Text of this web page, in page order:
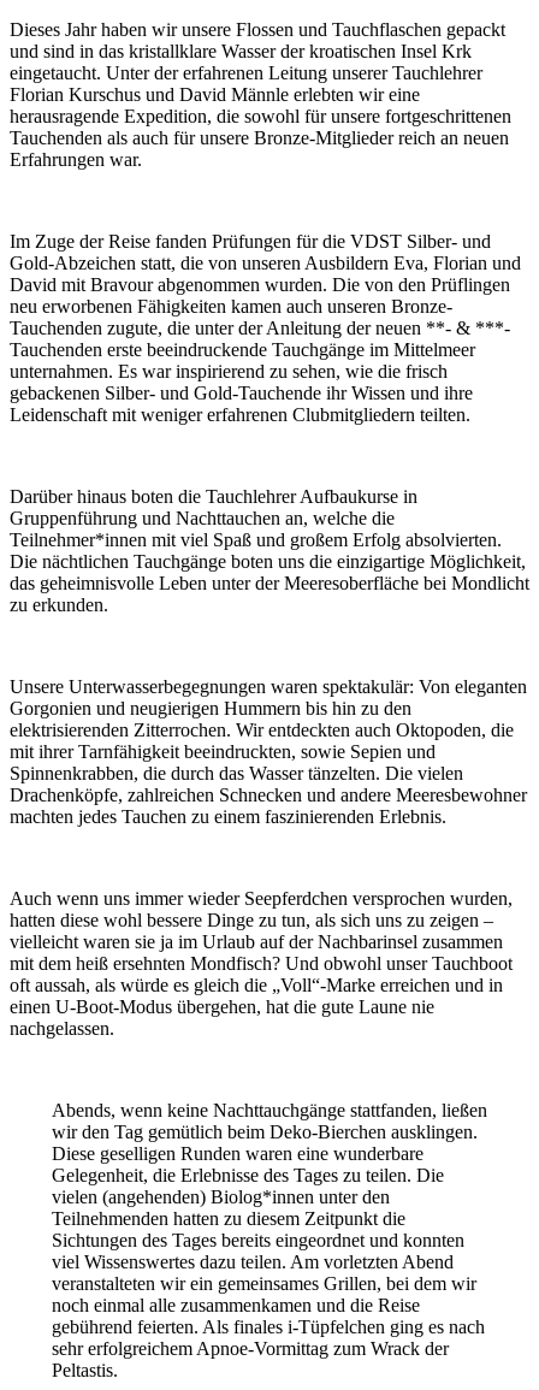
Dieses Jahr haben wir unsere Flossen und Tauchflaschen gepackt
und sind in das kristallklare Wasser der kroatischen Insel Krk
eingetaucht. Unter der erfahrenen Leitung unserer Tauchlehrer
Florian Kurschus und David Männle erlebten wir eine
herausragende Expedition, die sowohl für unsere fortgeschrittenen
Tauchenden als auch für unsere Bronze-Mitglieder reich an neuen
Erfahrungen war.
Im Zuge der Reise fanden Prüfungen für die VDST Silber- und
Gold-Abzeichen statt, die von unseren Ausbildern Eva, Florian und
David mit Bravour abgenommen wurden. Die von den Prüflingen
neu erworbenen Fähigkeiten kamen auch unseren Bronze-
Tauchenden zugute, die unter der Anleitung der neuen **- & ***-
Tauchenden erste beeindruckende Tauchgänge im Mittelmeer
unternahmen. Es war inspirierend zu sehen, wie die frisch
gebackenen Silber- und Gold-Tauchende ihr Wissen und ihre
Leidenschaft mit weniger erfahrenen Clubmitgliedern teilten.
Darüber hinaus boten die Tauchlehrer Aufbaukurse in
Gruppenführung und Nachttauchen an, welche die
Teilnehmer*innen mit viel Spaß und großem Erfolg absolvierten.
Die nächtlichen Tauchgänge boten uns die einzigartige Möglichkeit,
das geheimnisvolle Leben unter der Meeresoberfläche bei Mondlicht
zu erkunden.
Unsere Unterwasserbegegnungen waren spektakulär: Von eleganten
Gorgonien und neugierigen Hummern bis hin zu den
elektrisierenden Zitterrochen. Wir entdeckten auch Oktopoden, die
mit ihrer Tarnfähigkeit beeindruckten, sowie Sepien und
Spinnenkrabben, die durch das Wasser tänzelten. Die vielen
Drachenköpfe, zahlreichen Schnecken und andere Meeresbewohner
machten jedes Tauchen zu einem faszinierenden Erlebnis.
Auch wenn uns immer wieder Seepferdchen versprochen wurden,
hatten diese wohl bessere Dinge zu tun, als sich uns zu zeigen –
vielleicht waren sie ja im Urlaub auf der Nachbarinsel zusammen
mit dem heiß ersehnten Mondfisch? Und obwohl unser Tauchboot
oft aussah, als würde es gleich die „Voll“-Marke erreichen und in
einen U-Boot-Modus übergehen, hat die gute Laune nie
nachgelassen.
Abends, wenn keine Nachttauchgänge stattfanden, ließen
wir den Tag gemütlich beim Deko-Bierchen ausklingen.
Diese geselligen Runden waren eine wunderbare
Gelegenheit, die Erlebnisse des Tages zu teilen. Die
vielen (angehenden) Biolog*innen unter den
Teilnehmenden hatten zu diesem Zeitpunkt die
Sichtungen des Tages bereits eingeordnet und konnten
viel Wissenswertes dazu teilen. Am vorletzten Abend
veranstalteten wir ein gemeinsames Grillen, bei dem wir
noch einmal alle zusammenkamen und die Reise
gebührend feierten. Als finales i-Tüpfelchen ging es nach
sehr erfolgreichem Apnoe-Vormittag zum Wrack der
Peltastis.